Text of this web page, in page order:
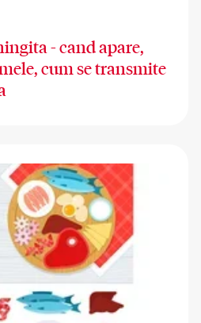
- cand apare,
cum se transmite